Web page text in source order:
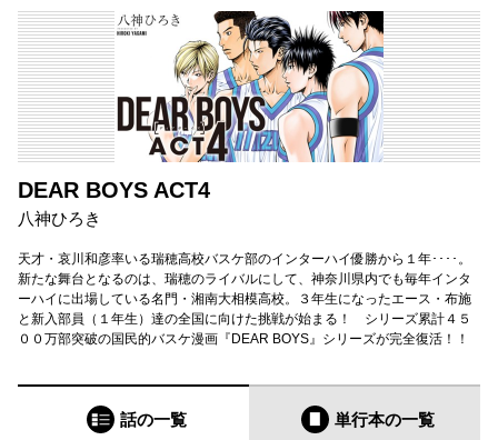
DEAR BOYS ACT4
八神ひろき
天才・哀川和彦率いる瑞穂高校バスケ部のインターハイ優勝から１年････。
新たな舞台となるのは、瑞穂のライバルにして、神奈川県内でも毎年インタ
ーハイに出場している名門・湘南大相模高校。３年生になったエース・布施
と新入部員（１年生）達の全国に向けた挑戦が始まる！ シリーズ累計４５
００万部突破の国民的バスケ漫画『DEAR BOYS』シリーズが完全復活！！
話の一覧 単行本の一覧